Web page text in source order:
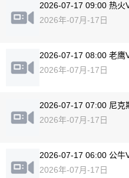
2026-07-17 09:00 热火
2026年-07月-17日
2026-07-17 08:00 老鹰
2026年-07月-17日
2026-07-17 07:00 尼克
2026年-07月-17日
2026-07-17 06:00 公牛
2026年-07月-17日